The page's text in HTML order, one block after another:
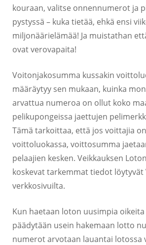
kouraan, valitse onnennumerot ja
pystyssä – kuka tietää, ehkä ensi
miljonäärielämää! Ja muistathan
ovat verovapaita!
Voitonjakosumma kussakin
määräytyy sen mukaan, kuinka
arvattua numeroa on ollut koko
pelikupongeissa jaettujen
Tämä tarkoittaa, että jos voittajia
voittoluokassa, voittosumma
pelaajien kesken. Veikkauksen
koskevat tarkemmat tiedot löytyvät
verkkosivuilta.
Kun haetaan loton uusimpia
päädytään usein hakemaan lotto
numerot arvotaan lauantai lotossa